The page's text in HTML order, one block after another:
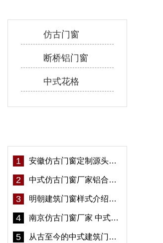
仿古门窗
断桥铝门窗
中式花格
1 安徽仿古门窗定制源头厂家 好打理免维护-冠墅阳光
2 中式仿古门窗厂家铝合金仿古门窗定制 5年质保
3 明朝建筑门窗样式介绍——冠墅阳光
4 南京仿古门窗厂家 中式仿古门窗定制 节能防水
5 从古至今的中式建筑门窗到底有多美「冠墅阳光」